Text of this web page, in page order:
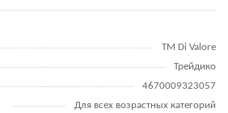
TM Di Valore
Трейдико
4670009323057
Для всех возрастных категорий